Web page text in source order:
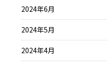
2024年6月
2024年5月
2024年4月